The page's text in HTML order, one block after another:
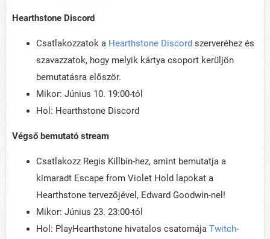
Hearthstone Discord
Csatlakozzatok a Hearthstone Discord szerveréhez és
szavazzatok, hogy melyik kártya csoport kerüljön
bemutatásra először.
Mikor: Június 10. 19:00-tól
Hol: Hearthstone Discord
Végső bemutató stream
Csatlakozz Regis Killbin-hez, amint bemutatja a
kimaradt Escape from Violet Hold lapokat a
Hearthstone tervezőjével, Edward Goodwin-nel!
Mikor: Június 23. 23:00-tól
Hol: PlayHearthstone hivatalos csatornája Twitch-